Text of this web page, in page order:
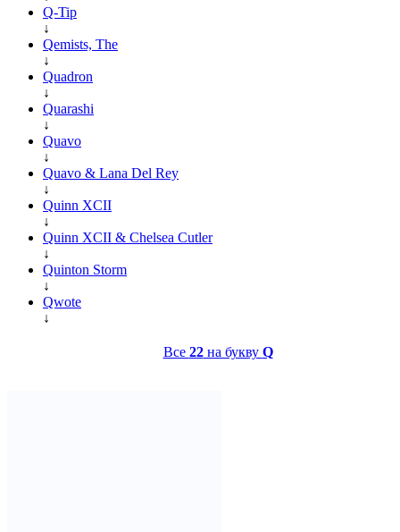
Q-Tip
↓
Qemists, The
↓
Quadron
↓
Quarashi
↓
Quavo
↓
Quavo & Lana Del Rey
↓
Quinn XCII
↓
Quinn XCII & Chelsea Cutler
↓
Quinton Storm
↓
Qwote
↓
Все 22на букву Q